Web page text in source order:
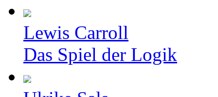
Lewis Carroll
Das Spiel der Logik